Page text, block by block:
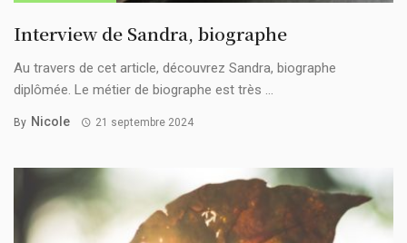
Interview de Sandra, biographe
Au travers de cet article, découvrez Sandra, biographe
diplômée. Le métier de biographe est très ...
By Nicole 21 septembre 2024